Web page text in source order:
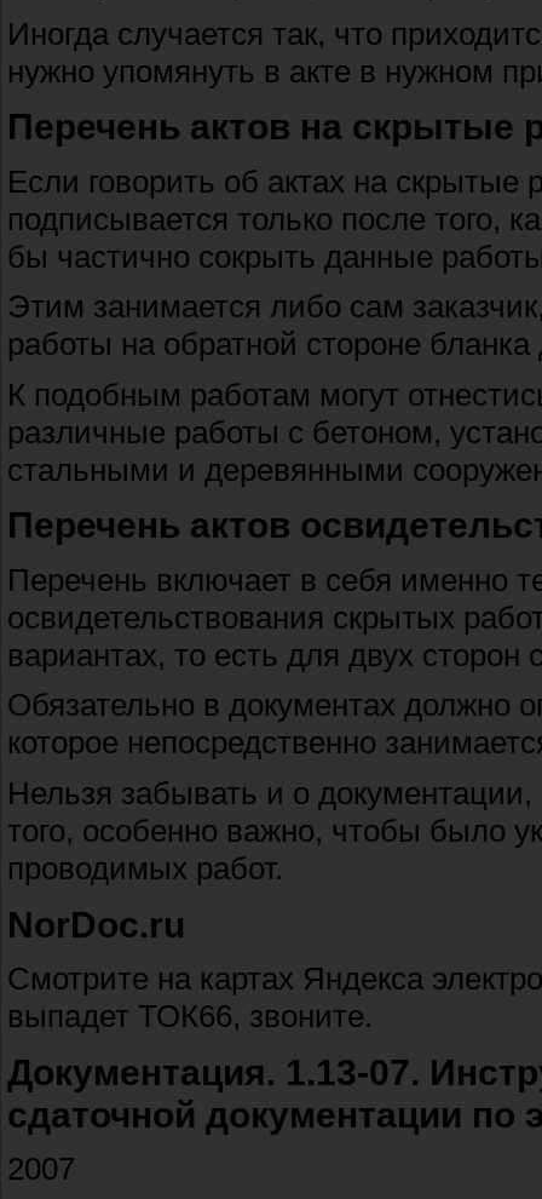
Иногда случается так, что
нужно упомянуть в акте в нужном
Перечень актов на скрытые
Если говорить об актах на скрытые
подписывается только после того,
бы частично сокрыть данные
Этим занимается либо сам
работы на обратной стороне
К подобным работам могут
различные работы с бетоном,
стальными и деревянными
Перечень актов
Перечень включает в себя именно
освидетельствования скрытых
вариантах, то есть для двух сторон
Обязательно в документах должно
которое непосредственно
Нельзя забывать и о документации,
того, особенно важно, чтобы было
проводимых работ.
NorDoc.ru
Смотрите на картах Яндекса
выпадет ТОК66, звоните.
Документация. 1.13-07.
сдаточной документации
2007